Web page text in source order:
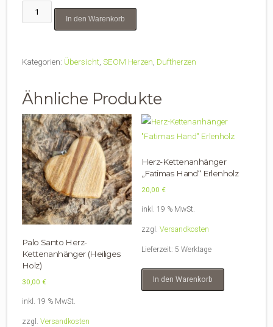
SEOM
Duftherz
"Seom-
Menge
In den Warenkorb
Kategorien: Übersicht SEOM Herzen Duftherzen
Ähnliche Produkte
Palo Santo Herz-
Kettenanhänger (Heiliges
Holz)
30,00 €
inkl. 19 % MwSt.
zzgl. Versandkosten
Herz-Kettenanhänger
„Fatimas Hand“ Erlenholz
20,00 €
inkl. 19 % MwSt.
zzgl. Versandkosten
Lieferzeit: 5 Werktage
In den Warenkorb